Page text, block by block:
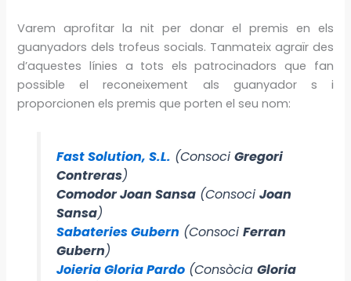
Varem aprofitar la nit per donar el premis en els
guanyadors dels trofeus socials. Tanmateix agraïr des
d’aquestes línies a tots els patrocinadors que fan
possible el reconeixement als guanyador s i
proporcionen els premis que porten el seu nom:
Fast Solution, S.L. (Consoci Gregori
Contreras)
Comodor Joan Sansa(Consoci Joan
Sansa)
Sabateries Gubern (Consoci Ferran
Gubern)
Joieria Gloria Pardo(Consòcia Gloria